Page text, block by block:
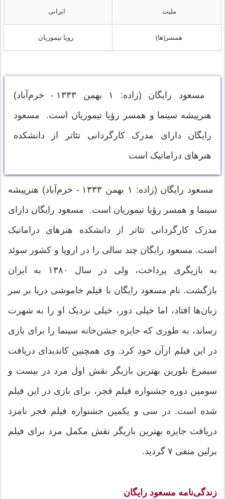
ملیت ایرانی
همسر(ها) رویا تیموریان
مسعود رایگان (زاده: ۱ بهمن ۱۳۳۳ - خرم‌آباد)
هنرپیشه سینما و همسر رؤیا تیموریان است. مسعود
رایگان دارای مدرک کارگردانی تئاتر از دانشکده
هنرهای دراماتیک است
مسعود رایگان (زاده: ۱ بهمن ۱۳۳۳ - خرم‌آباد) هنرپیشه
سینما و همسر رؤیا تیموریان است. مسعود رایگان دارای
مدرک کارگردانی تئاتر از دانشکده هنرهای دراماتیک
است. مسعود رایگان چند سالی را در اروپا و کشور سوئد
به بازیگری پرداخت، ولی در سال ۱۳۸۰ به ایران
بازگشت. نام مسعود رایگان با فیلم خاموشی دریا بر سر
زبان‌ها افتاد، اما خیلی دور، خیلی نزدیک او را به شهرت
رساند، به طوری که جایزه جشن‌خانه سینما را برای بازی
در این فیلم ازآن خود کرد. وی همچنین کاندیدای دریافت
سیمرغ بلورین بهترین بازیگر نقش اول مرد در بیست و
سومین دوره جشنواره فیلم فجر، برای بازی در این فیلم
شده است. در سی و یکمین جشنواره فیلم فجر نامزد
دریافت جایزه بهترین بازیگر نقش مکمل مرد برای فیلم
برلین منفی ۷ گردید.
زندگی‌نامه مسعود رایگان